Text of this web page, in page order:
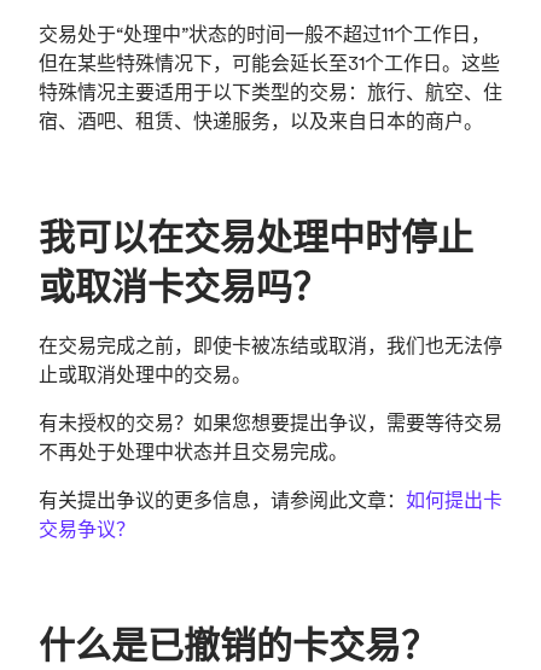
交易处于“处理中”状态的时间一般不超过11个工作日，
但在某些特殊情况下，可能会延长至31个工作日。这些
特殊情况主要适用于以下类型的交易：旅行、航空、住
宿、酒吧、租赁、快递服务，以及来自日本的商户。
我可以在交易处理中时停止
或取消卡交易吗？
在交易完成之前，即使卡被冻结或取消，我们也无法停
止或取消处理中的交易。
有未授权的交易？如果您想要提出争议，需要等待交易
不再处于处理中状态并且交易完成。
有关提出争议的更多信息，请参阅此文章： 如何提出卡
交易争议？
什么是已撤销的卡交易？